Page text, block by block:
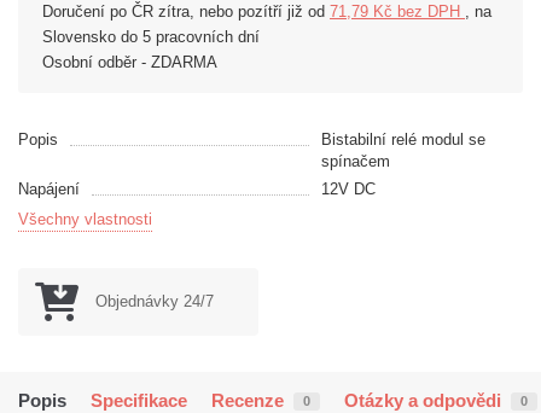
Doručení po ČR zítra, nebo pozítří již od 71,79 Kč bez DPH , na
Slovensko do 5 pracovních dní
Osobní odběr - ZDARMA
Popis
Bistabilní relé modul se
spínačem
Napájení
12V DC
Všechny vlastnosti
Objednávky 24/7
Popis Specifikace Recenze 0 Otázky a odpovědi 0